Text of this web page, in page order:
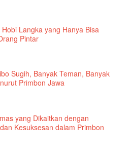
Langka yang Hanya Bisa
Pintar
Sugih, Banyak Teman, Banyak
Primbon Jawa
yang Dikaitkan dengan
Kesuksesan dalam Primbon